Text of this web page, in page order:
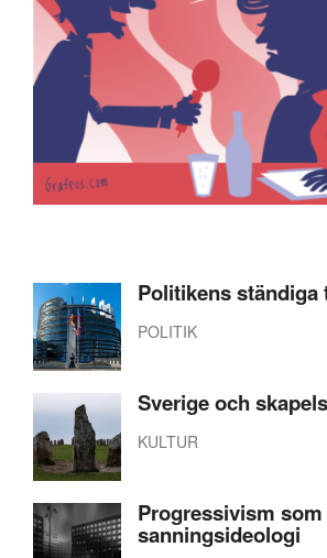
Politikens ständiga
POLITIK
Sverige och
KULTUR
Progressivism som
sanningsideologi